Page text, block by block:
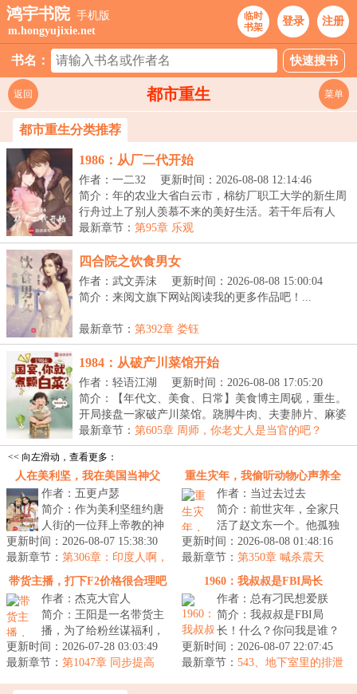
鸿宇书院 手机版
m.hongyujixie.net
临时
书架
登录 注册
书名：
都市重生
返回 菜单
都市重生分类推荐
1986：从厂二代开始
作者：一二32
更新时间：2026-08-08 12:14:46
简介：年的农业大省白云市，棉纺厂职工大学的新生周
行舟过上了别人羡慕不来的美好生活。若干年后有人
问：...
最新章节： 第95章 乐观
四合院之饮食男女
作者：武文弄沫
更新时间：2026-08-08 15:00:04
简介：来阅文旗下网站阅读我的更多作品吧！...
最新章节： 第392章 娄钰
1984：从破产川菜馆开始
作者：轻语江湖
更新时间：2026-08-08 17:05:20
简介：【年代文、美食、日常】美食博主周砚，重生。
开局接盘一家破产川菜馆。跷脚牛肉、夫妻肺片、麻婆
豆...
最新章节： 第605章 周师，你老丈人是当官的吧？
（1.2w）
<< 向左滑动，查看更多：
人在美利坚，我在美国当神父
作者：五更卢瑟
简介：作为美利坚纽约唐
人街的一位拜上帝教的神
父，洪磊白天当神父，晚
上当教父，用自己的方式
维持着唐人...
更新时间：2026-08-07 15:38:30
最新章节： 第306章：印度人啊，
那就不奇怪了（一更）
重生灾年，我偷听动物心声养全
家
作者：当过去过去
简介：前世灾年，全家只
活了赵文东一个。他孤独
的游走在人世间，每天不
断的上山下海，苦练打猎
和捕鱼的本...
更新时间：2026-08-08 01:48:16
最新章节： 第350章 喊杀震天
带货主播，打下F2价格很合理吧
作者：杰克大官人
简介：王阳是一名带货主
播，为了给粉丝谋福利，
他经常去跟品牌方谈价
格，让粉丝们以最低的价
更新时间：2026-07-28 03:03:49
最新章节： 第1047章 同步提高
1960：我叔叔是FBI局长
作者：总有刁民想爱朕
简介：我叔叔是FBI局
长！什么？你问我是谁？
咳咳，我姓胡佛。年的初
夏，一名侧写师重生在叛
更新时间：2026-08-07 22:07:45
最新章节： 543、地下室里的排泄